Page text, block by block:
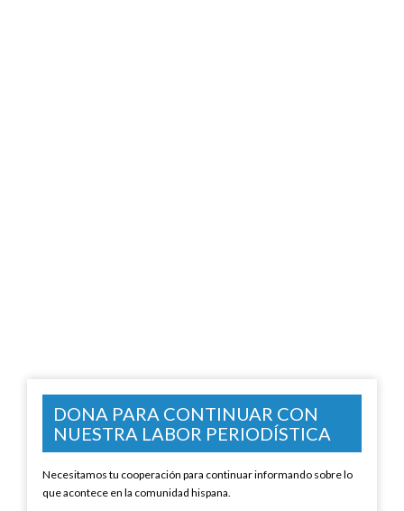
DONA PARA CONTINUAR CON
NUESTRA LABOR PERIODÍSTICA
Necesitamos tu cooperación para continuar informando sobre lo
que acontece en la comunidad hispana.